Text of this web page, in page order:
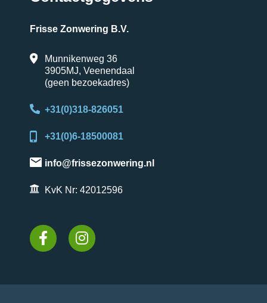
Frisse Zonwering B.V.
Munnikenweg 36
3905MJ, Veenendaal
(geen bezoekadres)
+31(0)318-826051
+31(0)6-18500081
info@frissezonwering.nl
KvK Nr: 42012596